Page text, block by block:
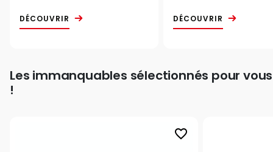
DÉCOUVRIR DÉCOUVRIR
Les immanquables sélectionnés pour vous
!
favorite_border